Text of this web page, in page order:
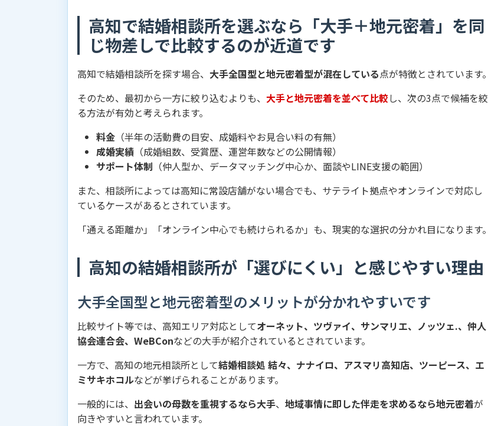
高知で結婚相談所を選ぶなら「大手＋地元密着」を同
じ物差しで比較するのが近道です
高知で結婚相談所を探す場合、 大手全国型と地元密着型が混在している点が特徴とされています。
そのため、最初から一方に絞り込むよりも、 大手と地元密着を並べて比較し、次の3点で候補を絞
る方法が有効と考えられます。
料金 （半年の活動費の目安、成婚料やお見合い料の有無）
成婚実績 （成婚組数、受賞歴、運営年数などの公開情報）
サポート体制 （仲人型か、データマッチング中心か、面談やLINE支援の範囲）
また、相談所によっては高知に常設店舗がない場合でも、サテライト拠点やオンラインで対応し
ているケースがあるとされています。
「通える距離か」「オンライン中心でも続けられるか」も、現実的な選択の分かれ目になります。
高知の結婚相談所が「選びにくい」と感じやすい理由
大手全国型と地元密着型のメリットが分かれやすいです
比較サイト等では、高知エリア対応としてオーネット、ツヴァイ、サンマリエ、ノッツェ.、仲人
協会連合会、WeBConなどの大手が紹介されているとされています。
一方で、高知の地元相談所として結婚相談処 結々、ナナイロ、アスマリ高知店、ツーピース、エ
ミサキホコルなどが挙げられることがあります。
一般的には、 出会いの母数を重視するなら大手、 地域事情に即した伴走を求めるなら地元密着が
向きやすいと言われています。